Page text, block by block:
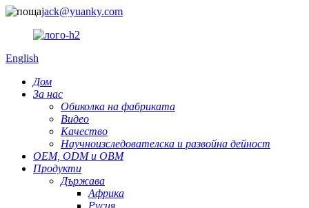
jack@yuanky.com
English
Дом
За нас
Обиколка на фабриката
Видео
Качество
Научноизследователска и развойна дейност
OEM, ODM и OBM
Продукти
Държава
Африка
Русия